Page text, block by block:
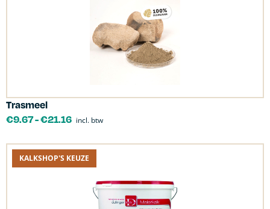
Trasmeel
€9.67-€21.16 incl. btw
KALKSHOP'S KEUZE